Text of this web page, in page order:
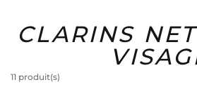
Solaire Homme Marques
CLARINS
11 produit(s)